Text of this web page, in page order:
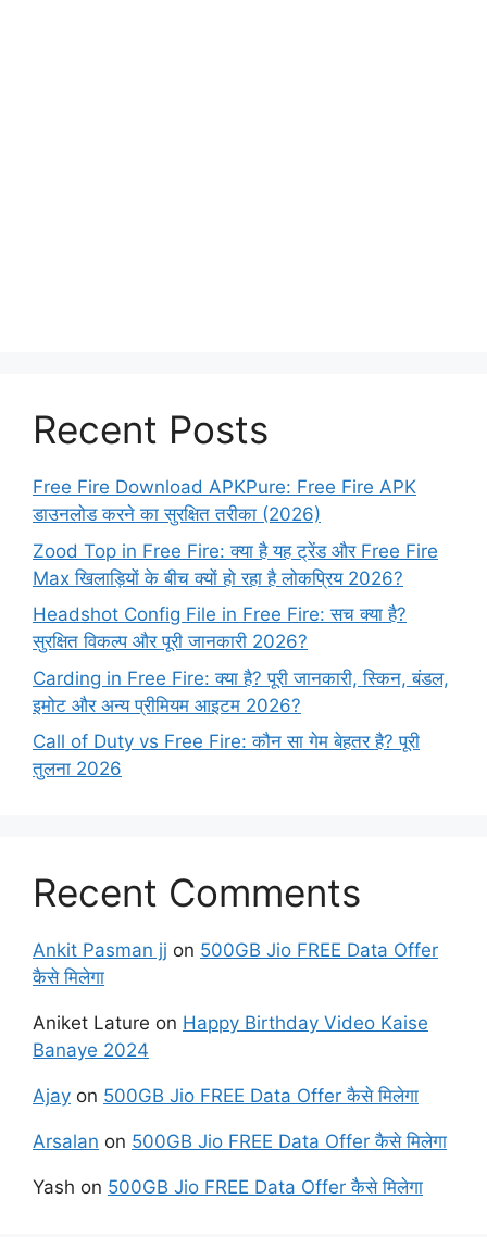
Recent Posts
Free Fire Download APKPure: Free Fire APK
डाउनलोड करने का सुरक्षित तरीका (2026)
Zood Top in Free Fire: क्या है यह ट्रेंड और Free Fire
Max खिलाड़ियों के बीच क्यों हो रहा है लोकप्रिय 2026?
Headshot Config File in Free Fire: सच क्या है?
सुरक्षित विकल्प और पूरी जानकारी 2026?
Carding in Free Fire: क्या है? पूरी जानकारी, स्किन, बंडल,
इमोट और अन्य प्रीमियम आइटम 2026?
Call of Duty vs Free Fire: कौन सा गेम बेहतर है? पूरी
तुलना 2026
Recent Comments
Ankit Pasman jj on 500GB Jio FREE Data Offer
कैसे मिलेगा
Aniket Lature on Happy Birthday Video Kaise
Banaye 2024
Ajay on 500GB Jio FREE Data Offer कैसे मिलेगा
Arsalan on 500GB Jio FREE Data Offer कैसे मिलेगा
Yash on 500GB Jio FREE Data Offer कैसे मिलेगा